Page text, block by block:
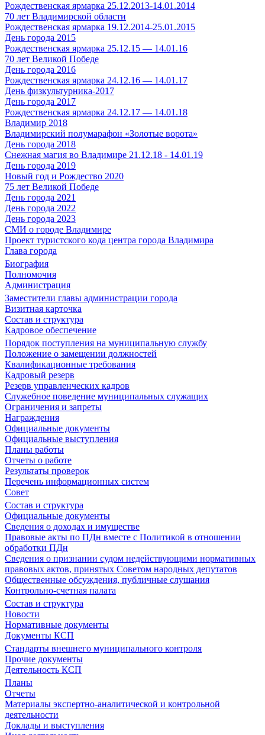
Рождественская ярмарка 25.12.2013-14.01.2014
70 лет Владимирской области
Рождественская ярмарка 19.12.2014-25.01.2015
День города 2015
Рождественская ярмарка 25.12.15 — 14.01.16
70 лет Великой Победе
День города 2016
Рождественская ярмарка 24.12.16 — 14.01.17
День физкультурника-2017
День города 2017
Рождественская ярмарка 24.12.17 — 14.01.18
Владимир 2018
Владимирский полумарафон «Золотые ворота»
День города 2018
Снежная магия во Владимире 21.12.18 - 14.01.19
День города 2019
Новый год и Рождество 2020
75 лет Великой Победе
День города 2021
День города 2022
День города 2023
СМИ о городе Владимире
Проект туристского кода центра города Владимира
Глава города
Биография
Полномочия
Администрация
Заместители главы администрации города
Визитная карточка
Состав и структура
Кадровое обеспечение
Порядок поступления на муниципальную службу
Положение о замещении должностей
Квалификационные требования
Кадровый резерв
Резерв управленческих кадров
Служебное поведение муниципальных служащих
Ограничения и запреты
Награждения
Официальные документы
Официальные выступления
Планы работы
Отчеты о работе
Результаты проверок
Перечень информационных систем
Совет
Состав и структура
Официальные документы
Сведения о доходах и имуществе
Правовые акты по ПДн вместе с Политикой в отношении
обработки ПДн
Сведения о признании судом недействующими нормативных
правовых актов, принятых Советом народных депутатов
Общественные обсуждения, публичные слушания
Контрольно-счетная палата
Состав и структура
Новости
Нормативные документы
Документы КСП
Стандарты внешнего муниципального контроля
Прочие документы
Деятельность КСП
Планы
Отчеты
Материалы экспертно-аналитической и контрольной
деятельности
Доклады и выступления